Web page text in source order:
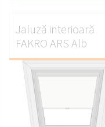
Jaluză interioară
FAKRO ARS Alb